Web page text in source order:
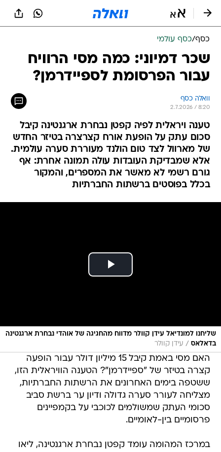
כסף/כסף עולמי
שכר דמיוני: כמה מסי הרוויח
עבור הפרסומת לספיידרמן?
וואלה כסף
2.7.2026 / 8:20
טענה ויראלית לפיה קפטן נבחרת ארגנטינה קיבל
סכום עתק על הופעת אורח קצרצרה בטיזר החדש
של מארוול לצד טום הולנד מעוררת סערה עולמית.
אלא שמבדיקת העובדות עולה תמונה אחרת: אף
גורם רשמי לא מאשר את המספרים, והמקור
בכלל בפוסטים ברשתות החברתיות
שליחנו למונדיאל עידן קוולר מדווח מהחגיגה של אוהדי נבחרת ארגנטינה
בדאלאס / עידן קוולר
האם מסי באמת קיבל 15 מיליון דולר עבור הופעה
קצרה בטיזר של "ספיידרמן"? הטענה הוויראלית הזו,
ששטפה בימים האחרונים את הרשתות החברתיות,
מצליחה לעורר סערה גדולה ודיון ער ברשת סביב
סכומי העתק שמשולמים לכוכבי על בקמפיינים
פרסומיים בין-לאומיים.
במרכז המהומה עומד קפטן נבחרת ארגנטינה, ליאו